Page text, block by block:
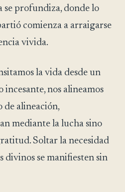
se profundiza, donde lo
comienza a arraigarse
vivida.
la vida desde un
nos alineamos
de alineación,
mediante la lucha sino
Soltar la necesidad
divinos se manifiesten sin